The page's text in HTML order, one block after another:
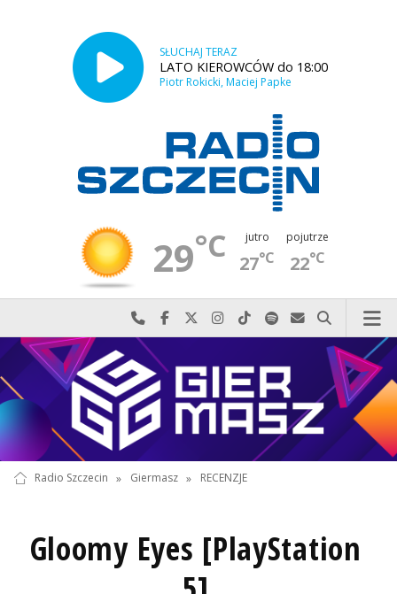
SŁUCHAJ TERAZ
LATO KIEROWCÓW do 18:00
Piotr Rokicki, Maciej Papke
29°C jutro
27°C
pojutrze
22°C
Najlepiej po prostu do nas zadzwoń
Odwiedź nas na Facebook-u
Odwiedź nas na X
Odwiedź nas na Instagram-ie
Odwiedź nas na TikTok-u
Szukaj nas na Spotify
Wyślij do nas
Szukaj
Radio Szczecin » Giermasz » RECENZJE
Gloomy Eyes [PlayStation